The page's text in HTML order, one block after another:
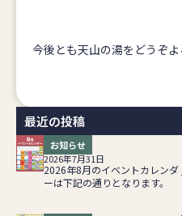
今後とも天山の湯をどうぞよ
最近の投稿
お知らせ
2026年7月31日
2026年8月のイベントカレンダ
ーは下記の通りとなります。